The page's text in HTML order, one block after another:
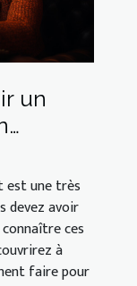
un
est une très
devez avoir
ces
à
faire pour